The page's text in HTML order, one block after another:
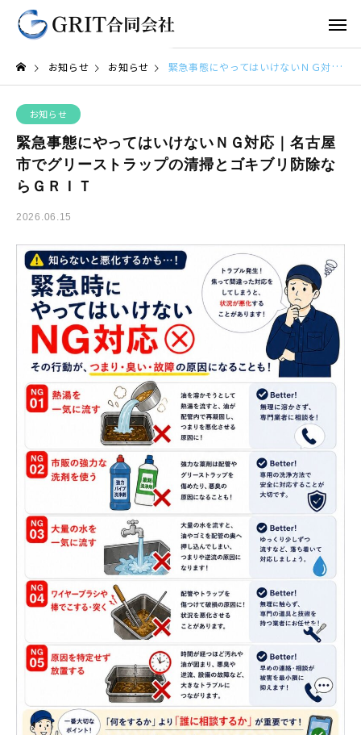
お知らせ お知らせ 緊急事態にやってはいけないＮＧ対応｜名古屋市でグリーストラップの清掃とゴキブリ防除ならＧＲＩＴ
お知らせ
緊急事態にやってはいけないＮＧ対応｜名古屋
市でグリーストラップの清掃とゴキブリ防除な
らＧＲＩＴ
2026.06.15